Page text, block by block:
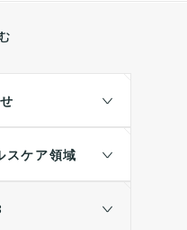
スケア領域